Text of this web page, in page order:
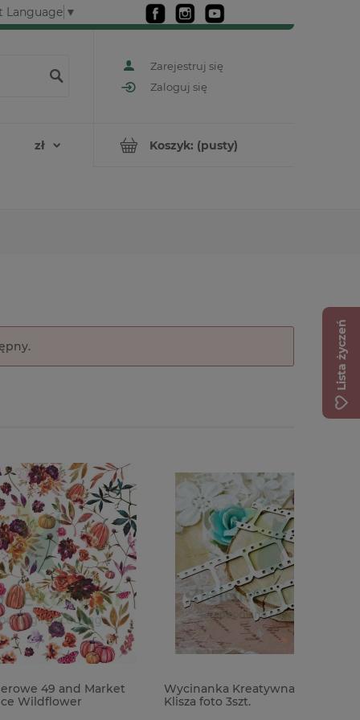
Language ▼
Zarejestruj się
Zaloguj się
Koszyk: (pusty)
Wycinanka Kreatywna Pracownia
Klisza foto 3szt.
Lista życzeń